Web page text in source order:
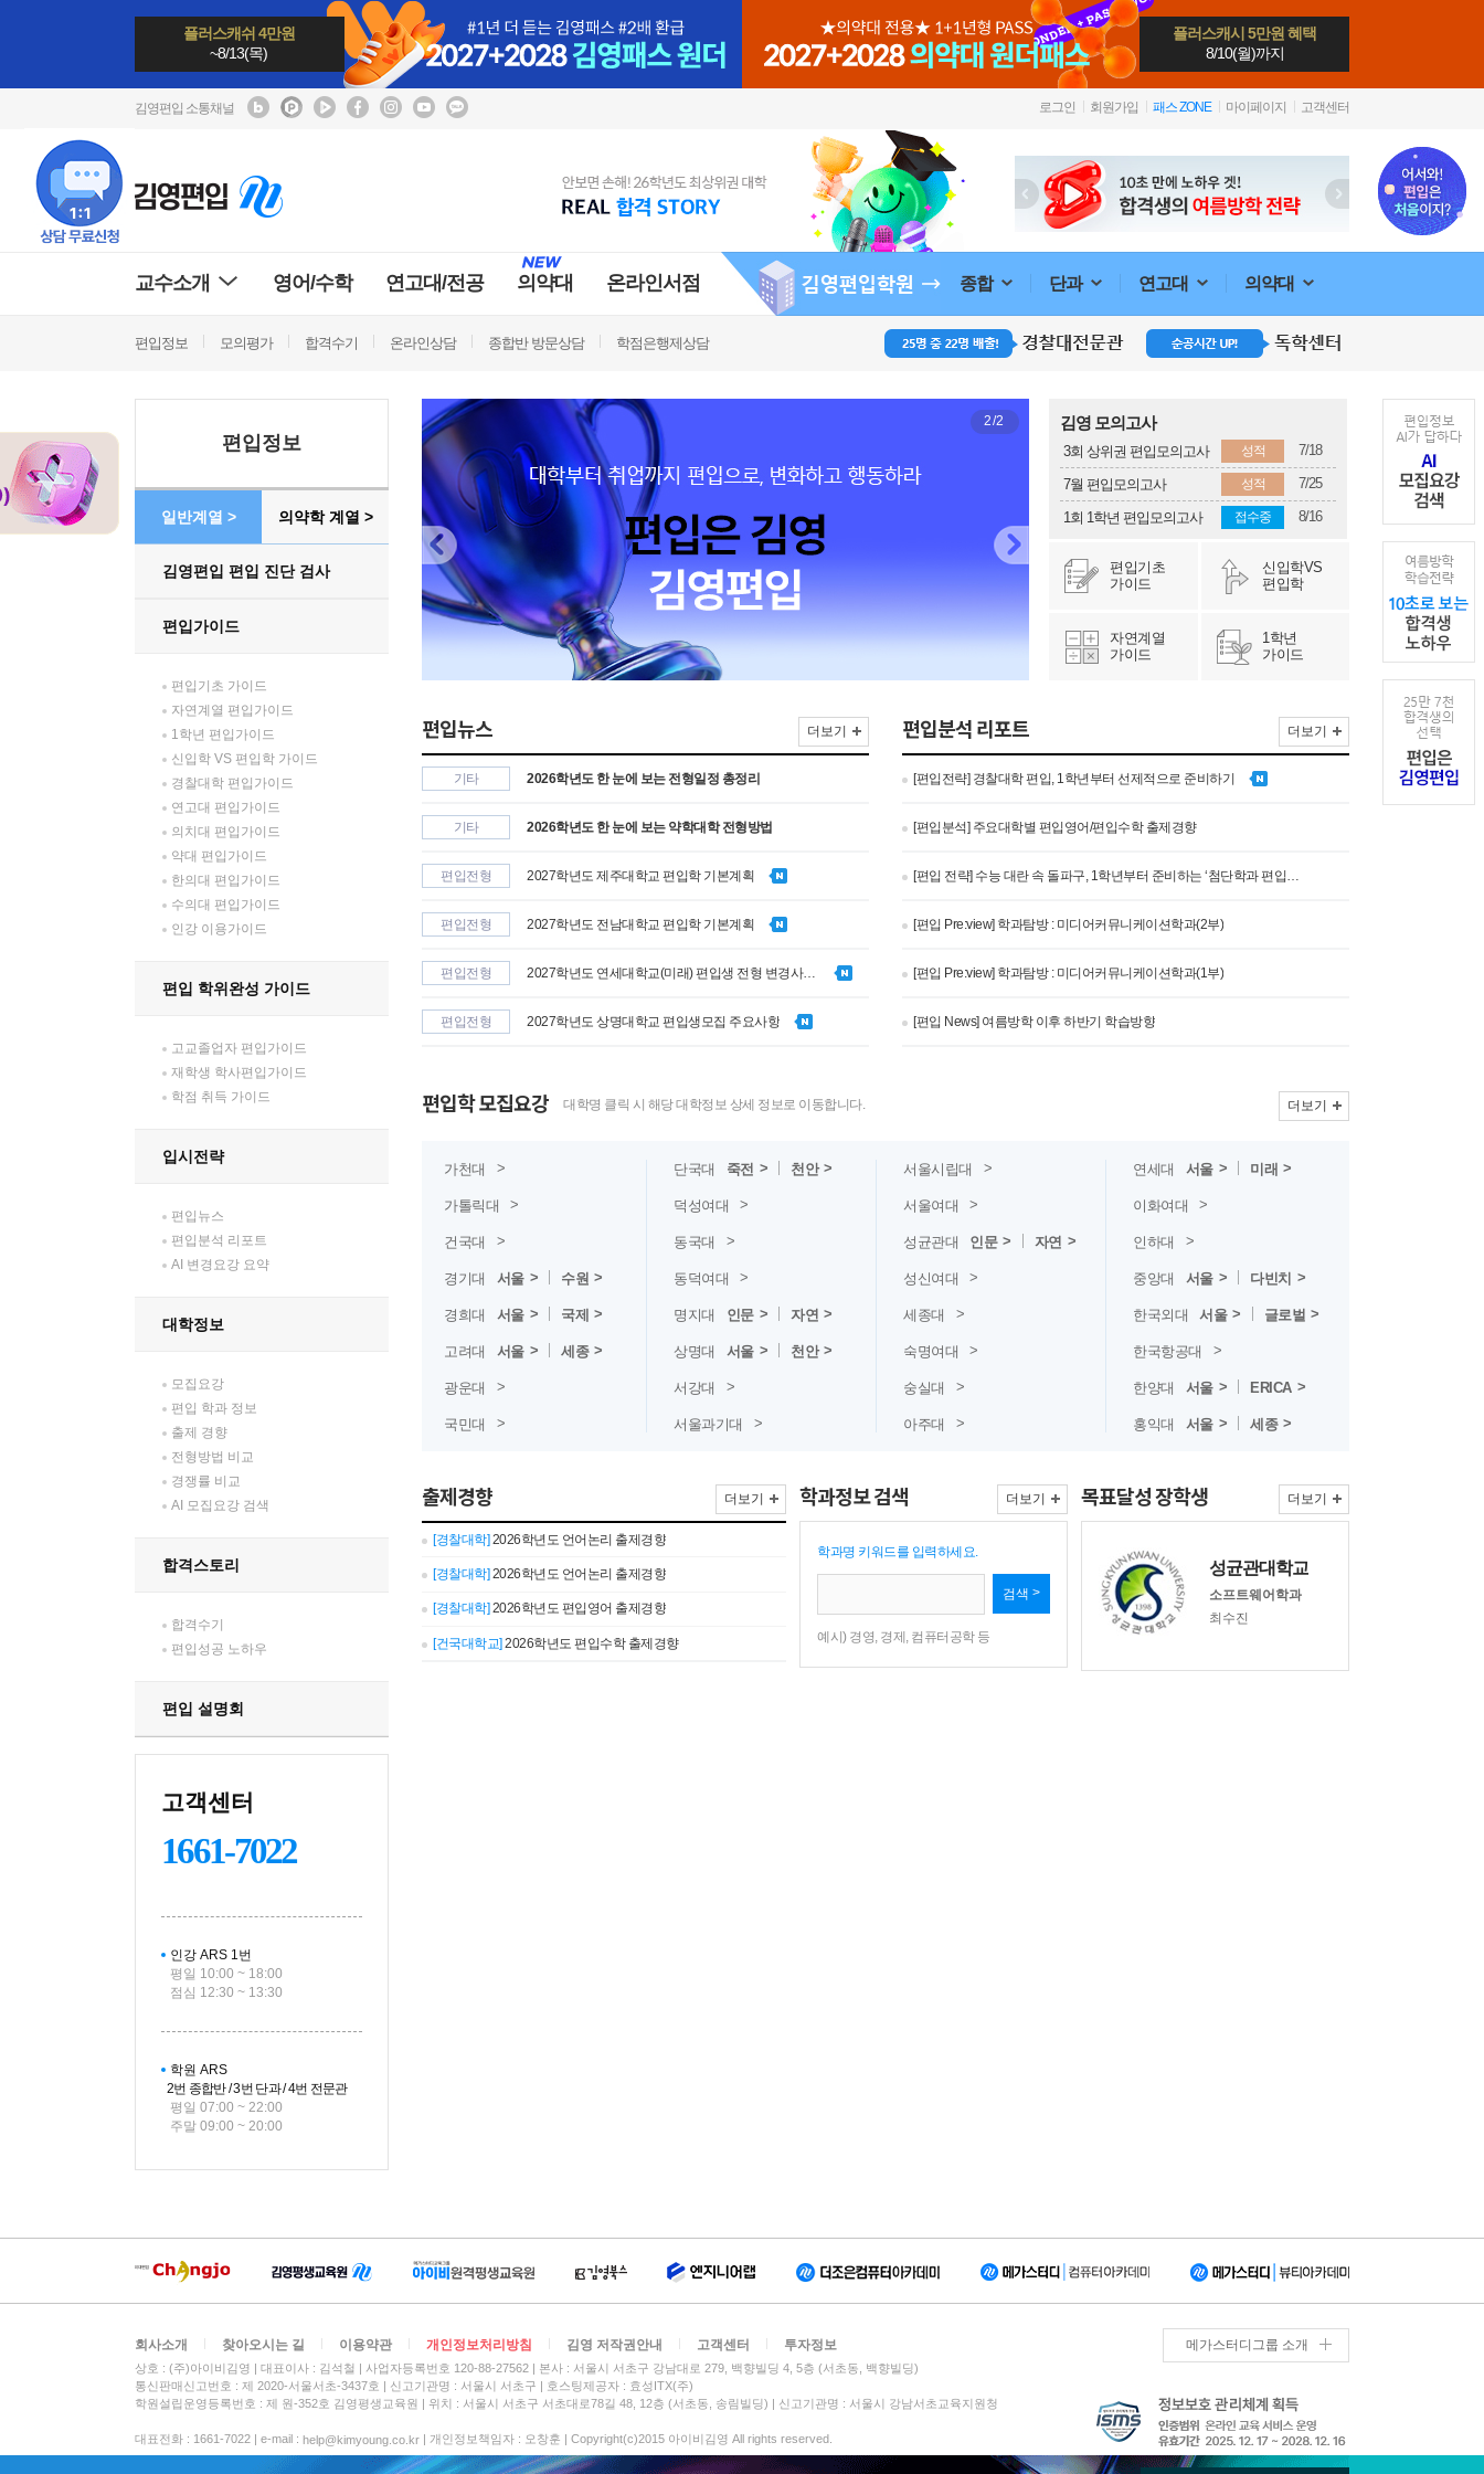
플러스캐쉬 4만원
~8/13(목)
플러스캐시 5만원 혜택
8/10(월)까지
김영편입 소통채널 로그인 회원가입 패스 ZONE 마이페이지 고객센터
교수소개 영어/수학 연고대/전공 의약대 온라인서점 종합 단과 연고대 의약대
편입정보 모의평가 합격수기 온라인상담 종합반 방문상담 학점은행제상담
편입정보
일반계열 > 의약학 계열 >
김영편입 편입 진단 검사
편입가이드
편입기초 가이드
자연계열 편입가이드
1학년 편입가이드
신입학 VS 편입학 가이드
경찰대학 편입가이드
연고대 편입가이드
의치대 편입가이드
약대 편입가이드
한의대 편입가이드
수의대 편입가이드
인강 이용가이드
편입 학위완성 가이드
고교졸업자 편입가이드
재학생 학사편입가이드
학점 취득 가이드
입시전략
편입뉴스
편입분석 리포트
AI 변경요강 요약
대학정보
모집요강
편입 학과 정보
출제 경향
전형방법 비교
경쟁률 비교
AI 모집요강 검색
합격스토리
합격수기
편입성공 노하우
편입 설명회
고객센터
1661-7022
인강 ARS 1번
평일 10:00 ~ 18:00
점심 12:30 ~ 13:30
학원 ARS
2번 종합반 / 3번 단과 / 4번 전문관
평일 07:00 ~ 22:00
주말 09:00 ~ 20:00
/2
1
2 김영 모의고사
3회 상위권 편입모의고사 성적 7/18
7월 편입모의고사 성적 7/25
1회 1학년 편입모의고사 접수중 8/16
편입기초
가이드
신입학VS
편입학
자연계열
가이드
1학년
가이드
편입뉴스
기타 2026학년도 한 눈에 보는 전형일정 총정리
기타 2026학년도 한 눈에 보는 약학대학 전형방법
편입전형 2027학년도 제주대학교 편입학 기본계획
편입전형 2027학년도 전남대학교 편입학 기본계획
편입전형 2027학년도 연세대학교(미래) 편입생 전형 변경사항 안내
편입전형 2027학년도 상명대학교 편입생모집 주요사항
더보기 편입분석 리포트
[편입전략] 경찰대학 편입, 1학년부터 선제적으로 준비하기
[편입분석] 주요대학별 편입영어/편입수학 출제경향
[편입 전략] 수능 대란 속 돌파구, 1학년부터 준비하는 ‘첨단학과 편입’ 전략
[편입 Pre:view] 학과탐방 : 미디어커뮤니케이션학과(2부)
[편입 Pre:view] 학과탐방 : 미디어커뮤니케이션학과(1부)
[편입 News] 여름방학 이후 하반기 학습방향
더보기
편입학 모집요강 대학명 클릭 시 해당 대학정보 상세 정보로 이동합니다.
가천대
가톨릭대
건국대
경기대 서울 수원
경희대 서울 국제
고려대 서울 세종
광운대
국민대
단국대 죽전 천안
덕성여대
동국대
동덕여대
명지대 인문 자연
상명대 서울 천안
서강대
서울과기대
서울시립대
서울여대
성균관대 인문 자연
성신여대
세종대
숙명여대
숭실대
아주대
연세대 서울 미래
이화여대
인하대
중앙대 서울 다빈치
한국외대 서울 글로벌
한국항공대
한양대 서울 ERICA
홍익대 서울 세종
더보기
출제경향
[경찰대학]2026학년도 언어논리 출제경향
[경찰대학] 2026학년도 언어논리 출제경향
[경찰대학] 2026학년도 편입영어 출제경향
[건국대학교]2026학년도 편입수학 출제경향
더보기 학과정보 검색
학과명 키워드를 입력하세요.
검색
예시) 경영, 경제, 컴퓨터공학 등
더보기 목표달성 장학생
성균관대학교
소프트웨어학과
최수진
더보기
회사소개 찾아오시는 길 이용약관 개인정보처리방침 김영 저작권안내 고객센터 투자정보 메가스터디그룹 소개
상호 : (주)아이비김영 대표이사 : 김석철 사업자등록번호 120-88-27562
본사 : 서울시 서초구 강남대로 279, 백향빌딩 4, 5층 (서초동, 백향빌딩)
통신판매신고번호 : 제 2020-서울서초-3437호
신고기관명 : 서울시 서초구
호스팅제공자 : 효성ITX(주)
학원설립운영등록번호 : 제 원-352호 김영평생교육원 | 위치 : 서울시 서초구 서초대로78길 48, 12층 (서초동, 송림빌딩) | 신고기관명 : 서울시 강남서초교육지원청
대표전화 : 1661-7022 | e-mail : help@kimyoung.co.kr | 개인정보책임자 : 오창훈 | Copyright(c)2015 아이비김영 All rights reserved.